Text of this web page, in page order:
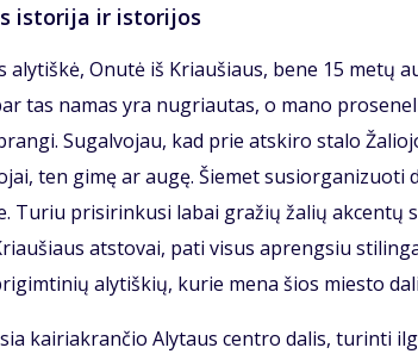
istorija ir istorijos
alytiškė, Onutė iš Kriaušiaus, bene 15 metų
tas namas yra nugriautas, o mano
Sugalvojau, kad prie atskiro stalo
ten gimę ar augę. Šiemet susiorganizuoti
Turiu prisirinkusi labai gražių žalių akcentų
atstovai, pati visus aprengsiu
alytiškių, kurie mena šios miesto
kai­riak­ran­čio Aly­taus cen­tro da­lis, tu­rin­ti